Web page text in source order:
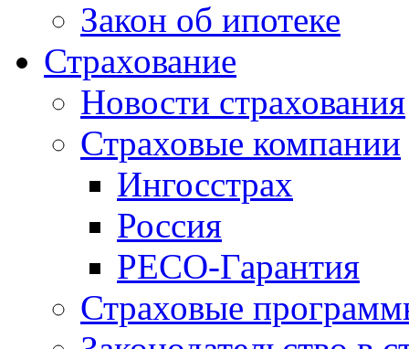
Закон об ипотеке
Страхование
Новости страхования
Страховые компании
Ингосстрах
Россия
РЕСО-Гарантия
Страховые